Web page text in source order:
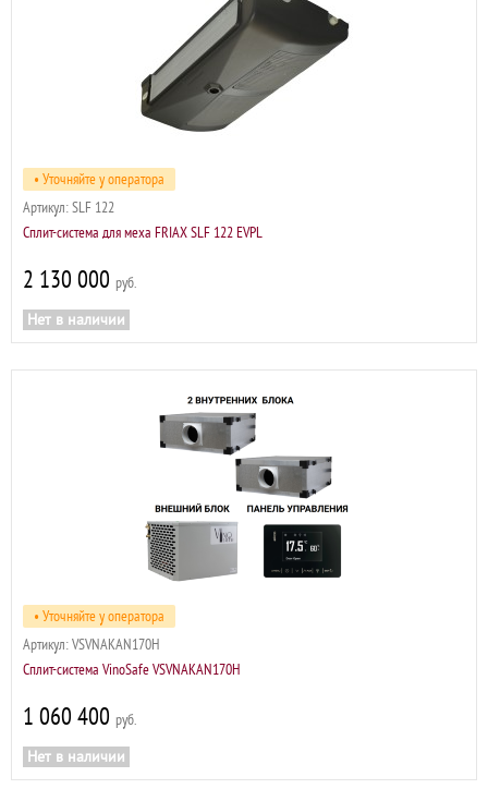
• Уточняйте у оператора
Артикул: SLF 122
Сплит-система для меха FRIAX SLF 122 EVPL
2 130 000 р
Нет в наличии
• Уточняйте у оператора
Артикул: VSVNAKAN170H
Сплит-система VinoSafe VSVNAKAN170H
1 060 400 р
Нет в наличии